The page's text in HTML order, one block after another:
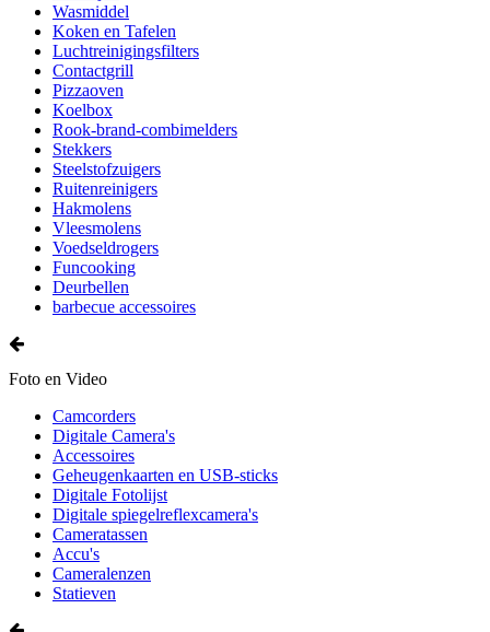
Wasmiddel
Koken en Tafelen
Luchtreinigingsfilters
Contactgrill
Pizzaoven
Koelbox
Rook-brand-combimelders
Stekkers
Steelstofzuigers
Ruitenreinigers
Hakmolens
Vleesmolens
Voedseldrogers
Funcooking
Deurbellen
barbecue accessoires
Foto en Video
Camcorders
Digitale Camera's
Accessoires
Geheugenkaarten en USB-sticks
Digitale Fotolijst
Digitale spiegelreflexcamera's
Cameratassen
Accu's
Cameralenzen
Statieven